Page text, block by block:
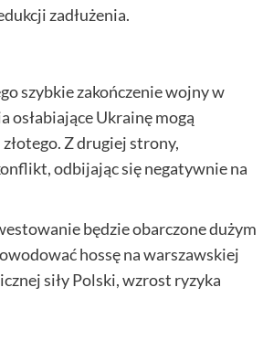
zadłużenia.
szybkie zakończenie wojny w
osłabiające Ukrainę mogą
Z drugiej strony,
odbijając się negatywnie na
będzie obarczone dużym
hossę na warszawskiej
siły Polski, wzrost ryzyka